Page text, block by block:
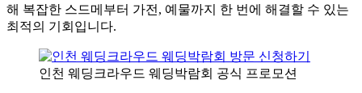
해 복잡한 스드메부터 가전, 예물까지 한 번에 해결할 수 있는
최적의 기회입니다.
인천 웨딩크라우드 웨딩박람회 공식 프로모션